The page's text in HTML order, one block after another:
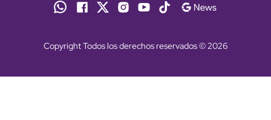
Copyright Todos los derechos reservados © 2026